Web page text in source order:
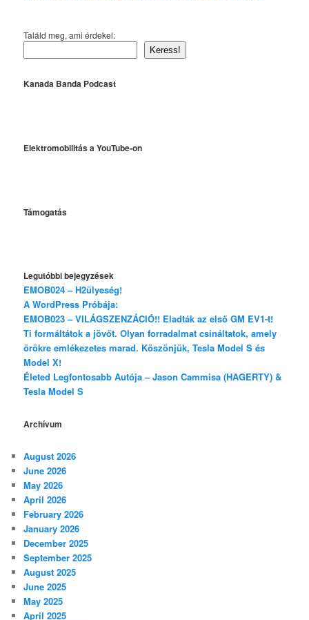
Találd meg, ami érdekel:
Keress!
Kanada Banda Podcast
Elektromobilitás a YouTube-on
Támogatás
Legutóbbi bejegyzések
EMOB024 – H2ülyeség!
A WordPress Próbája:
EMOB023 – VILÁGSZENZÁCIÓ!! Eladták az első GM EV1-t!
Ti formáltátok a jövőt. Olyan forradalmat csináltatok, amely
örökre emlékezetes marad. Köszönjük, Tesla Model S és
Model X!
Életed Legfontosabb Autója – Jason Cammisa (HAGERTY) &
Tesla Model S
Archívum
August 2026
June 2026
May 2026
April 2026
February 2026
January 2026
December 2025
September 2025
August 2025
June 2025
May 2025
April 2025